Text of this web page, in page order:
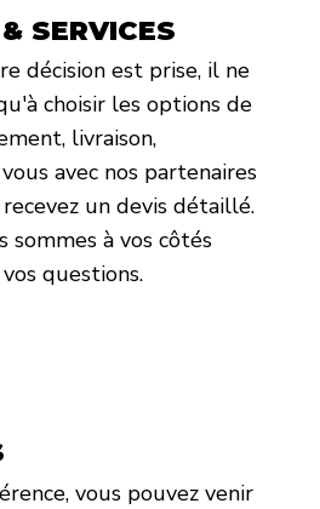
SERVICES
décision est prise, il ne
choisir les options de
livraison,
avec nos partenaires
recevez un devis détaillé.
sommes à vos côtés
questions.
vous pouvez venir